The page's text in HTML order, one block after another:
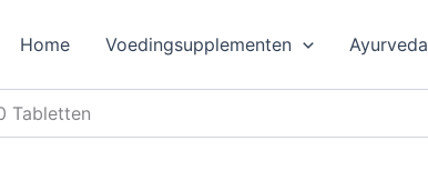
Home Voedingsupplementen Ayurveda
Tabletten